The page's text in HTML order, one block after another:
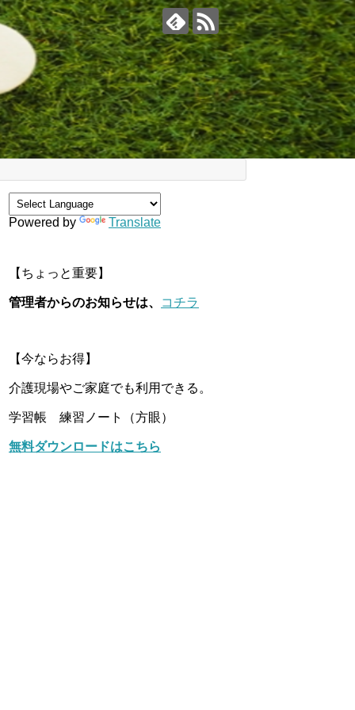
Powered by Translate
【ちょっと重要】
管理者からのお知らせは、 コチラ
【今ならお得】
介護現場やご家庭でも利用できる。
学習帳 練習ノート（方眼）
無料ダウンロードはこちら